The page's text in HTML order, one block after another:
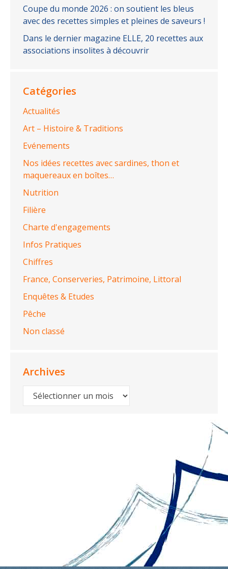
Coupe du monde 2026 : on soutient les bleus
avec des recettes simples et pleines de saveurs !
Dans le dernier magazine ELLE, 20 recettes aux
associations insolites à découvrir
Catégories
Actualités
Art – Histoire & Traditions
Evénements
Nos idées recettes avec sardines, thon et
maquereaux en boîtes…
Nutrition
Filière
Charte d'engagements
Infos Pratiques
Chiffres
France, Conserveries, Patrimoine, Littoral
Enquêtes & Etudes
Pêche
Non classé
Archives
Archives